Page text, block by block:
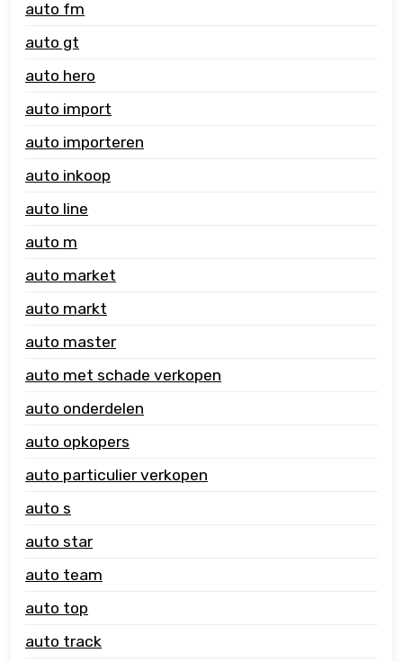
auto fm
auto gt
auto hero
auto import
auto importeren
auto inkoop
auto line
auto m
auto market
auto markt
auto master
auto met schade verkopen
auto onderdelen
auto opkopers
auto particulier verkopen
auto s
auto star
auto team
auto top
auto track